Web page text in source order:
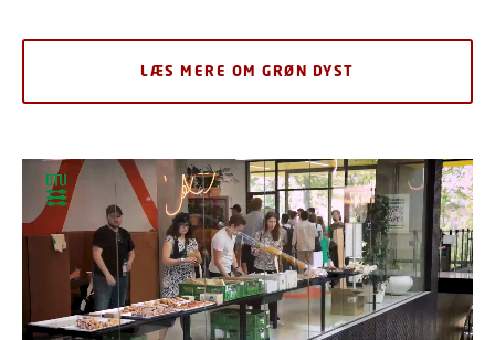
LÆS MERE OM GRØN DYST